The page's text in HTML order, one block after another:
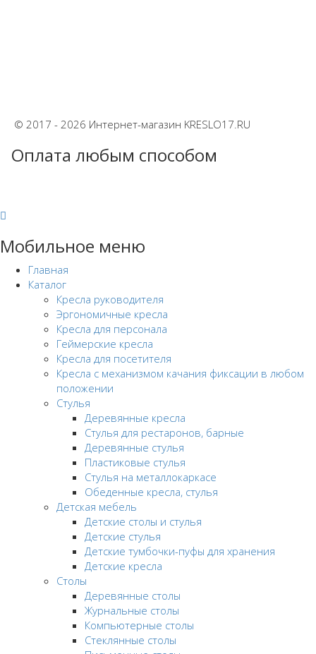
© 2017 - 2026 Интернет-магазин KRESLO17.RU
Оплата любым способом
Мобильное меню
Главная
Каталог
Кресла руководителя
Эргономичные кресла
Кресла для персонала
Геймерские кресла
Кресла для посетителя
Кресла с механизмом качания фиксации в любом
положении
Стулья
Деревянные кресла
Стулья для рестаронов, барные
Деревянные стулья
Пластиковые стулья
Стулья на металлокаркасе
Обеденные кресла, стулья
Детская мебель
Детские столы и стулья
Детские стулья
Детские тумбочки-пуфы для хранения
Детские кресла
Столы
Деревянные столы
Журнальные столы
Компьютерные столы
Стеклянные столы